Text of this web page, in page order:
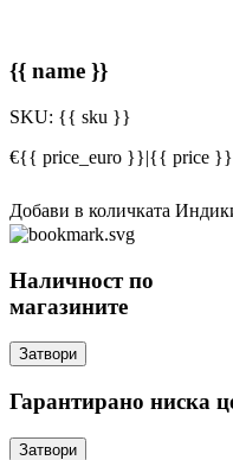
{{ name }}
SKU: {{ sku }}
€{{ price_euro }}|{{ price }}
Добави в количката
Наличност по
магазините
Затвори
Гарантирано ниска
Затвори